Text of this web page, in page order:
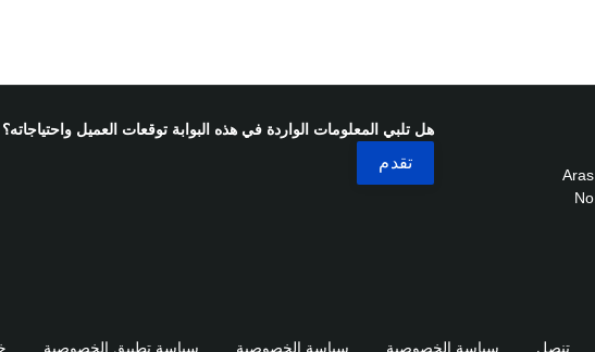
هل تلبي المعلومات الواردة في هذه البوابة توقعات العميل واحتياجاته؟
تنصل سياسة الخصوصية سياسة الخصوصية سياسة تطبيق الخصوصية